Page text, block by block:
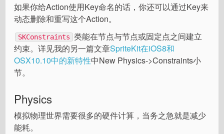
如果你给Action使用Key命名的话，你还可以通过Key来
动态删除和重写这个Action。
SKConstraints 类能在节点与节点或固定点之间建立
约束。详见我的另一篇文章SpriteKit在iOS8和
OSX10.10中的新特性中New Physics->Constraints小
节。
Physics
模拟物理世界需要很多的硬件计算，当务之急就是减少
能耗。